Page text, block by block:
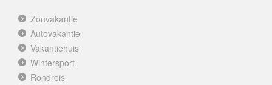
Zonvakantie
Autovakantie
Vakantiehuis
Wintersport
Rondreis